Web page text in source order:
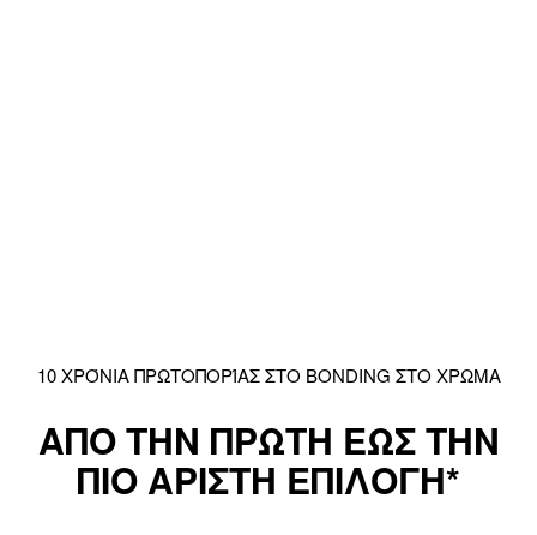
10 ΧΡΌΝΙΑ ΠΡΩΤΟΠΟΡΊΑΣ ΣΤΟ BONDING ΣΤΟ ΧΡΩΜΑ
ΑΠΟ ΤΗΝ ΠΡΩΤΗ ΕΩΣ ΤΗΝ
ΠΙΟ ΑΡΙΣΤΗ ΕΠΙΛΟΓΗ*